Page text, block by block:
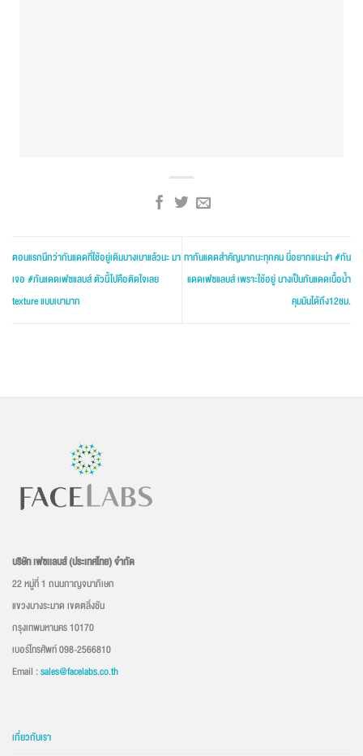
ตอนแรกนึกว่ากันแดดที่ใช้อยู่เดิมบางเบาแล้วนะ มา
เจอ #กันแดดเฟซแลบส์ ตัวนี้ไปคือติดใจเลย
texture แบบเบามาก
ทากันแดดสำคัญมากนะทุกคน นี่อยากแนะนำ #กัน
แดดเฟซแลบส์ เพราะใช้อยู่ นางเป็นกันแดดเนื้อน้ำ
คุมมันได้ถึง12ชม.
บริษัท เฟซเเลบส์ (ประเทศไทย) จำกัด
22 หมู่ที่ 1 ถนนกาญจนาภิเษก
แขวงบางระมาด เขตตลิ่งชัน
กรุงเทพมหานคร 10170
เบอร์โทรศัพท์ 098-2566810
Email :sales@facelabs.co.th
เกี่ยวกับเรา